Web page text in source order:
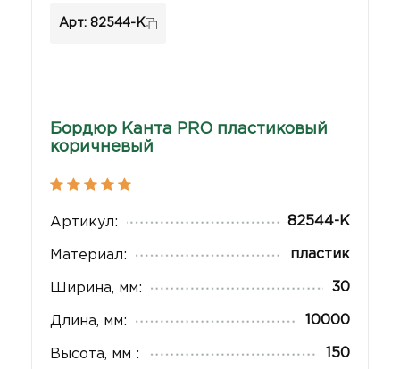
Арт: 82544-К
Бордюр Канта PRO пластиковый
коричневый
Артикул: 82544-К
Материал: пластик
Ширина, мм: 30
Длина, мм: 10000
Высота, мм : 150